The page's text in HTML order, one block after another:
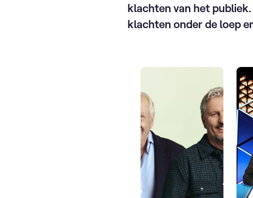
klachten van het
klachten onder de loep